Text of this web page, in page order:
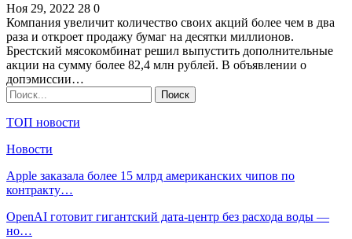
Ноя 29, 2022 28 0
Компания увеличит количество своих акций более чем в два
раза и откроет продажу бумаг на десятки миллионов.
Брестский мясокомбинат решил выпустить дополнительные
акции на сумму более 82,4 млн рублей. В объявлении о
допэмиссии…
ТОП новости
Новости
Apple заказала более 15 млрд американских чипов по
контракту…
OpenAI готовит гигантский дата-центр без расхода воды —
но…